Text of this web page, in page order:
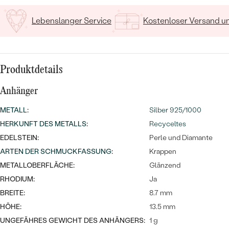
Meistverkaufte
Eheringe
MIT EDELSTEIN
PLATIN
SILBER
EDELSTEINSCHMUCK
PERSONALISIERT
SYMBOLISCH
MINIMALISTISCH
NACH ANLASS
PREISWERTE
Lebenslanger Service Kostenloser Versand
Produktdetails
Anhänger
METALL:
Silber 925/1000
HERKUNFT DES METALLS:
Recyceltes
EDELSTEIN:
Perle und Diamante
ARTEN DER SCHMUCKFASSUNG:
Krappen
METALLOBERFLÄCHE:
Glänzend
RHODIUM:
Ja
BREITE:
8.7 mm
HÖHE:
13.5 mm
UNGEFÄHRES GEWICHT DES ANHÄNGERS: 1 g